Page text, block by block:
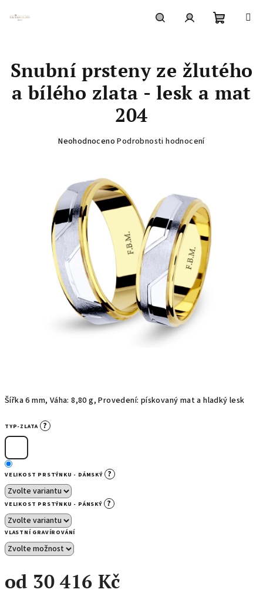
košík
Šířka 6 mm, Váha: 8,80 g, Provedení: pískovaný mat a hladký lesk
TYP-ZLATA ?
VELIKOST PRSTÝNKU - DÁMSKÝ ?
VELIKOST PRSTÝNKU - PÁNSKÝ ?
VLASTNÍ GRAVÍROVÁNÍ
od 30 416 Kč
Snubní prsteny ze žlutého
a bílého zlata - lesk a mat
204
Průměrné
0,0
z
5
hvězdiček.
Neohodnoceno Podrobnosti hodnocení